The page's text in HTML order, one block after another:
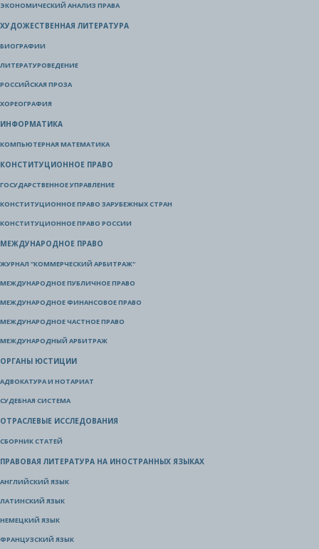
ЭКОНОМИЧЕСКИЙ АНАЛИЗ ПРАВА
ХУДОЖЕСТВЕННАЯ ЛИТЕРАТУРА
БИОГРАФИИ
ЛИТЕРАТУРОВЕДЕНИЕ
РОССИЙСКАЯ ПРОЗА
ХОРЕОГРАФИЯ
ИНФОРМАТИКА
КОМПЬЮТЕРНАЯ МАТЕМАТИКА
КОНСТИТУЦИОННОЕ ПРАВО
ГОСУДАРСТВЕННОЕ УПРАВЛЕНИЕ
КОНСТИТУЦИОННОЕ ПРАВО ЗАРУБЕЖНЫХ СТРАН
КОНСТИТУЦИОННОЕ ПРАВО РОССИИ
МЕЖДУНАРОДНОЕ ПРАВО
ЖУРНАЛ "КОММЕРЧЕСКИЙ АРБИТРАЖ"
МЕЖДУНАРОДНОЕ ПУБЛИЧНОЕ ПРАВО
МЕЖДУНАРОДНОЕ ФИНАНСОВОЕ ПРАВО
МЕЖДУНАРОДНОЕ ЧАСТНОЕ ПРАВО
МЕЖДУНАРОДНЫЙ АРБИТРАЖ
ОРГАНЫ ЮСТИЦИИ
АДВОКАТУРА И НОТАРИАТ
СУДЕБНАЯ СИСТЕМА
ОТРАСЛЕВЫЕ ИССЛЕДОВАНИЯ
СБОРНИК СТАТЕЙ
ПРАВОВАЯ ЛИТЕРАТУРА НА ИНОСТРАННЫХ ЯЗЫКАХ
АНГЛИЙСКИЙ ЯЗЫК
ЛАТИНСКИЙ ЯЗЫК
НЕМЕЦКИЙ ЯЗЫК
ФРАНЦУЗСКИЙ ЯЗЫК